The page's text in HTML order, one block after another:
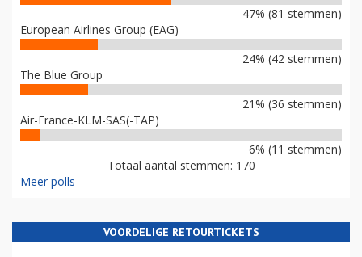
47% (81 stemmen)
European Airlines Group (EAG)
24% (42 stemmen)
The Blue Group
21% (36 stemmen)
Air-France-KLM-SAS(-TAP)
6% (11 stemmen)
Totaal aantal stemmen: 170
Meer polls
VOORDELIGE RETOURTICKETS